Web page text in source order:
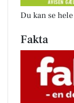
Du kan se hele
Fakta